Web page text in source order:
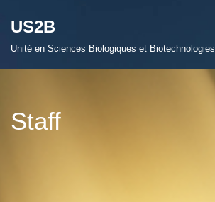
US2B
Unité en Sciences Biologiques et Biotechnologies
Staff